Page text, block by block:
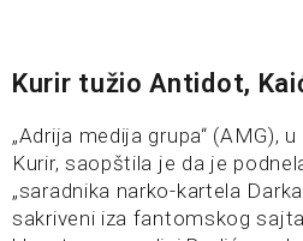
Kurir tužio Antidot,
„Adrija medija grupa“ (AMG),
Kurir, saopštila je da je
„saradnika narko-kartela
sakriveni iza fantomskog